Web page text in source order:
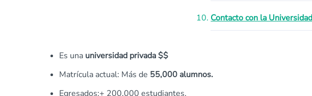
Contacto con la
Es una universidad privada $$
Matrícula actual: Más de 55,000 alumnos.
Egresados:+ 200,000 estudiantes.